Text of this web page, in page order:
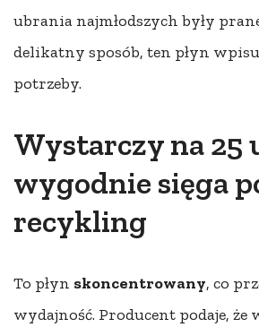
ubrania najmłodszych były
delikatny sposób, ten płyn
potrzeby.
Wystarczy na 25
wygodnie sięga
recykling
To płyn skoncentrowany, co
wydajność. Producent podaje, że